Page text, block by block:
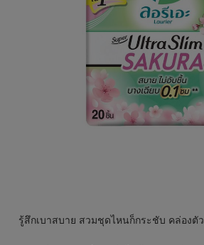
รู้สึกเบาสบาย สวมชุดไหนก็กระชับ คล่องตัว